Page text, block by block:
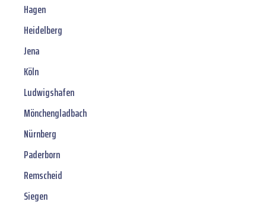
Hagen
Heidelberg
Jena
Köln
Ludwigshafen
Mönchengladbach
Nürnberg
Paderborn
Remscheid
Siegen